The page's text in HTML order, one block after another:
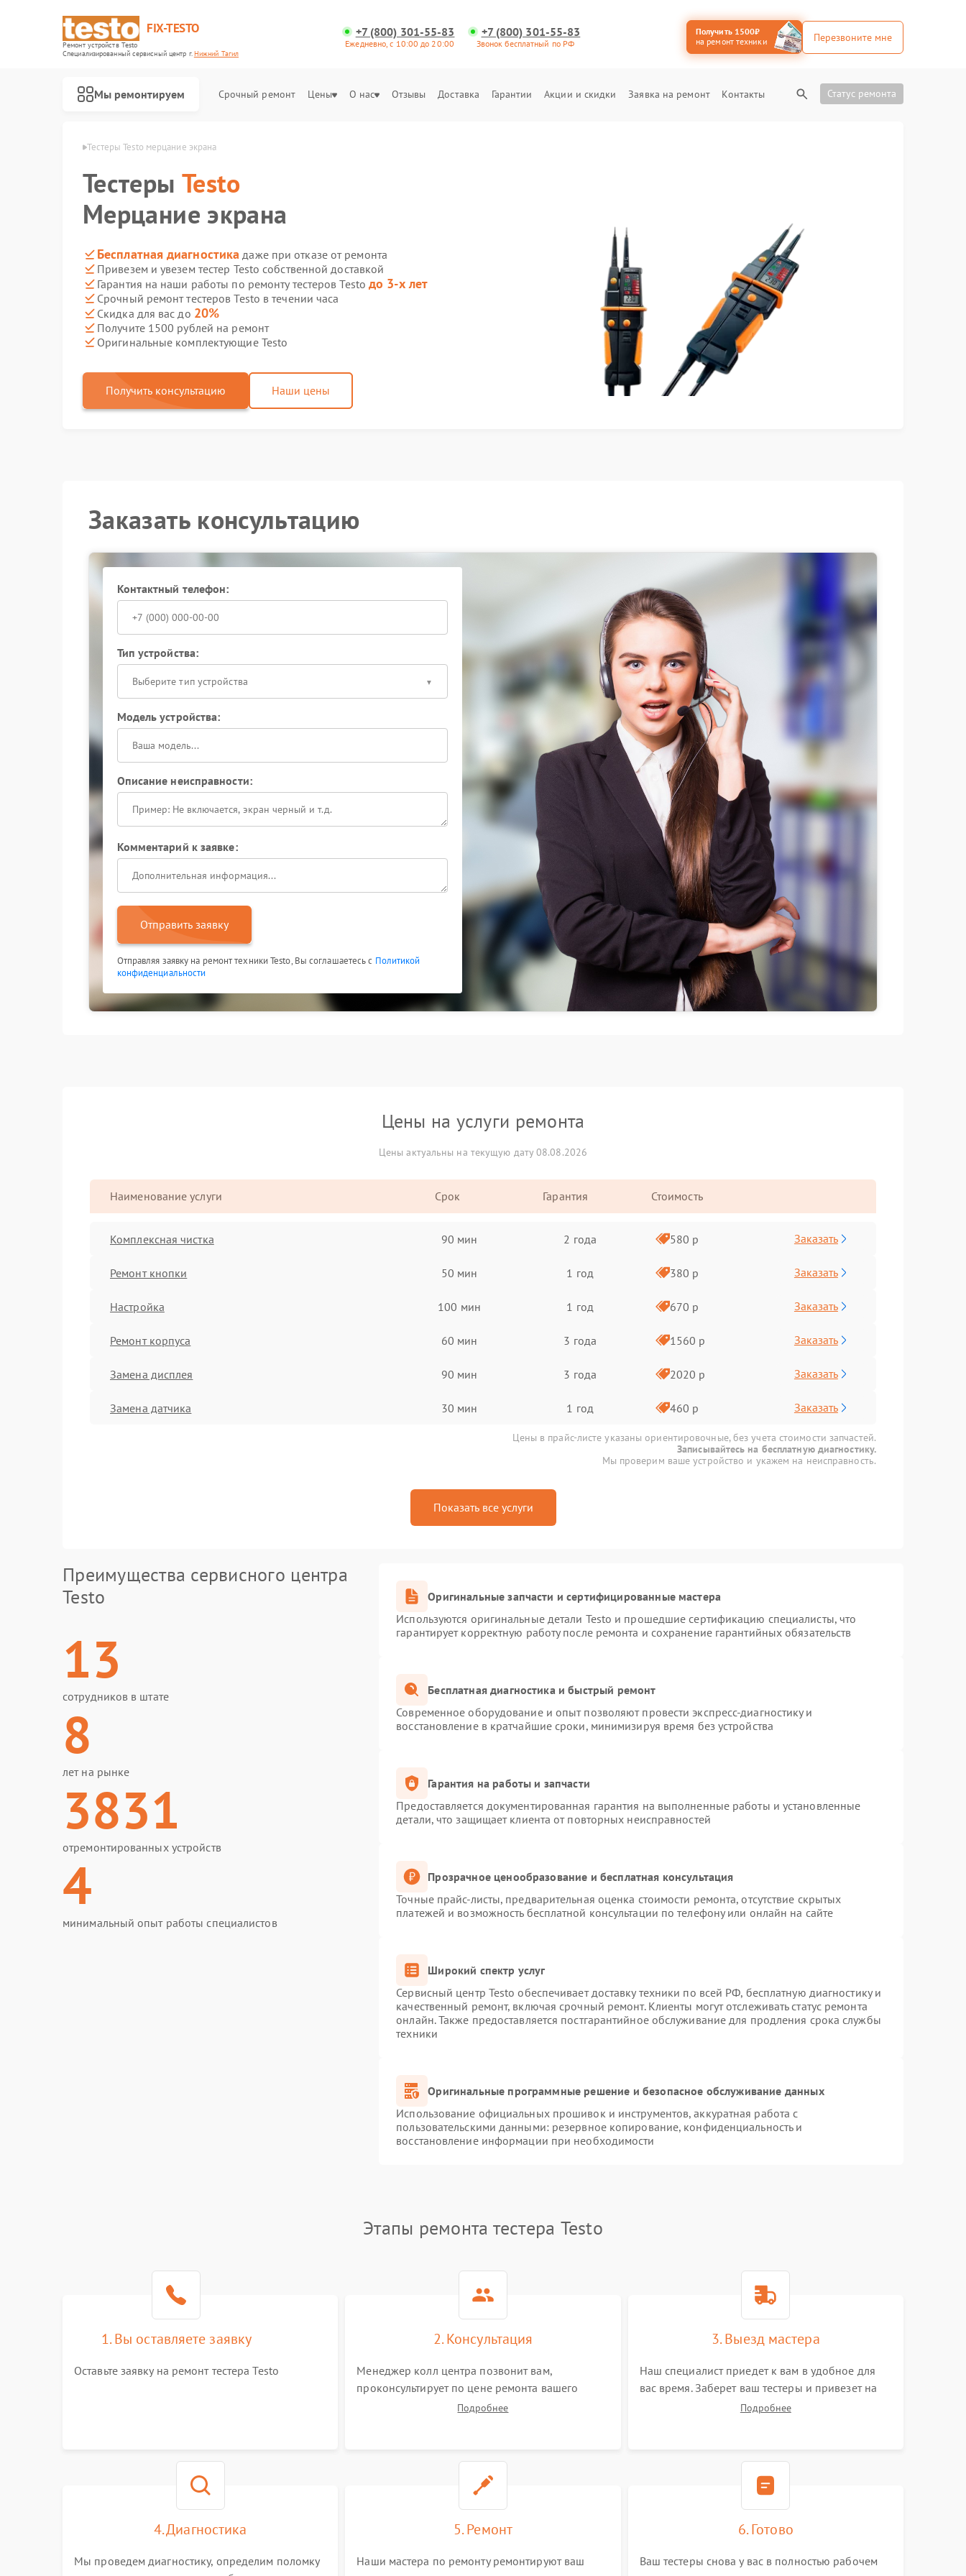
FIX-TESTO
Ремонт устройств Testo
Специализированный cервисный центр г.Нижний Тагил
+7 (800) 301-55-83
Ежедневно, с 10:00 до 20:00
+7 (800) 301-55-83
Звонок бесплатный по РФ
Получить 1500₽
на ремонт техники
Перезвоните мне
Мы ремонтируем Срочный ремонт Цены О нас Отзывы Доставка Гарантии Акции и скидки Заявка на ремонт Контакты Статус ремонта
в Нижнем Тагиле Тестеры Testo мерцание экрана
Тестеры Testo
Мерцание экрана
Бесплатная диагностика даже при отказе от ремонта
Привезем и увезем тестер Testo собственной доставкой
Гарантия на наши работы по ремонту тестеров Testo до 3-х лет
Срочный ремонт тестеров Testo в течении часа
Скидка для вас до 20%
Получите 1500 рублей на ремонт
Оригинальные комплектующие Testo
Получить консультацию Наши цены
Заказать консультацию
Контактный телефон:
Тип устройства:
Выберите тип устройства
Модель устройства:
Описание неисправности:
Комментарий к заявке:
Отправить заявку
Отправляя заявку на ремонт техники Testo, Вы соглашаетесь с Политикой
конфиденциальности
Цены на услуги ремонта
Цены актуальны на текущую дату 08.08.2026
Наименование услуги Срок Гарантия Стоимость
Комплексная чистка 90 мин 2 года 580 р Заказать
Ремонт кнопки 50 мин 1 год 380 р Заказать
Настройка 100 мин 1 год 670 р Заказать
Ремонт корпуса 60 мин 3 года 1560 р Заказать
Замена дисплея 90 мин 3 года 2020 р Заказать
Замена датчика 30 мин 1 год 460 р Заказать
Цены в прайс-листе указаны ориентировочные, без учета стоимости запчастей.
Записывайтесь на бесплатную диагностику.
Мы проверим ваше устройство и укажем на неисправность.
Показать все услуги
Преимущества сервисного центра
Testo
13
сотрудников в штате
8
лет на рынке
3831
отремонтированных устройств
4
минимальный опыт работы специалистов
Оригинальные запчасти и сертифицированные мастера
Используются оригинальные детали Testo и прошедшие сертификацию специалисты, что
гарантирует корректную работу после ремонта и сохранение гарантийных обязательств
Бесплатная диагностика и быстрый ремонт
Современное оборудование и опыт позволяют провести экспресс-диагностику и
восстановление в кратчайшие сроки, минимизируя время без устройства
Гарантия на работы и запчасти
Предоставляется документированная гарантия на выполненные работы и установленные
детали, что защищает клиента от повторных неисправностей
Прозрачное ценообразование и бесплатная консультация
Точные прайс-листы, предварительная оценка стоимости ремонта, отсутствие скрытых
платежей и возможность бесплатной консультации по телефону или онлайн на сайте
Широкий спектр услуг
Сервисный центр Testo обеспечивает доставку техники по всей РФ, бесплатную диагностику и
качественный ремонт, включая срочный ремонт. Клиенты могут отслеживать статус ремонта
онлайн. Также предоставляется постгарантийное обслуживание для продления срока службы
техники
Оригинальные программные решение и безопасное обслуживание данных
Использование официальных прошивок и инструментов, аккуратная работа с
пользовательскими данными: резервное копирование, конфиденциальность и
восстановление информации при необходимости
Этапы ремонта тестера Testo
1. Вы оставляете заявку
Оставьте заявку на ремонт тестера Testo
2. Консультация
Менеджер колл центра позвонит вам,
проконсультирует по цене ремонта вашего
тестера а также ответит на все ваши вопросы.
Подробнее
3. Выезд мастера
Наш специалист приедет к вам в удобное для
вас время. Заберет ваш тестеры и привезет на
склад для диагностики.Подробнее
4. Диагностика
Мы проведем диагностику, определим поломку
5. Ремонт
Наши мастера по ремонту ремонтируют ваш
6. Готово
Ваш тестеры снова у вас в полностью рабочем